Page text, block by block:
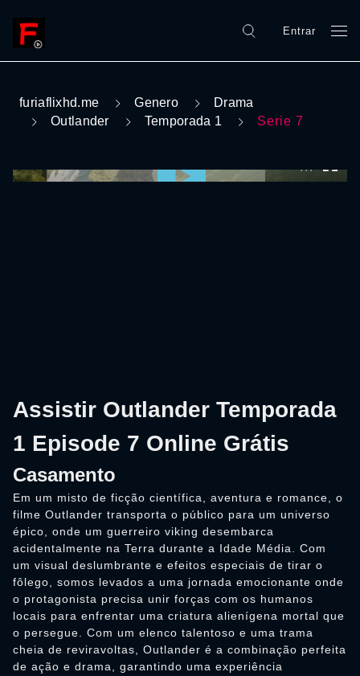
Entrar
furiaflixhd.me Genero
Drama
Outlander
Temporada 1 Serie 7
Assistir Outlander Temporada
1 Episode 7 Online Grátis
Casamento
Em um misto de ficção científica, aventura e romance, o
filme Outlander transporta o público para um universo
épico, onde um guerreiro viking desembarca
acidentalmente na Terra durante a Idade Média. Com
um visual deslumbrante e efeitos especiais de tirar o
fôlego, somos levados a uma jornada emocionante onde
o protagonista precisa unir forças com os humanos
locais para enfrentar uma criatura alienígena mortal que
o persegue. Com um elenco talentoso e uma trama
cheia de reviravoltas, Outlander é a combinação perfeita
de ação e drama, garantindo uma experiência